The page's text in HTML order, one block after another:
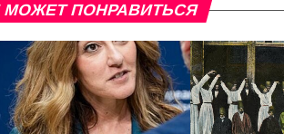
МОЖЕТ ПОНРАВИТЬСЯ